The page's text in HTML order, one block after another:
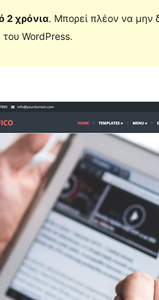
2 χρόνια. Μπορεί πλέον να μην
του WordPress.